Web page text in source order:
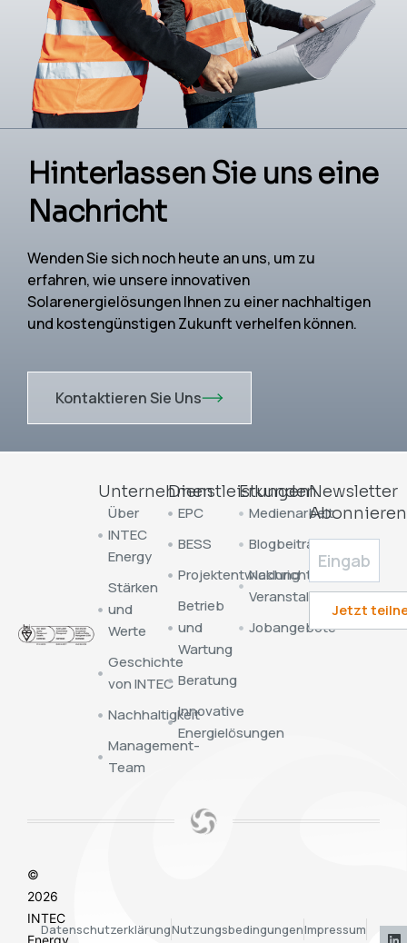
Hinterlassen Sie uns eine
Nachricht
Wenden Sie sich noch heute an uns, um zu
erfahren, wie unsere innovativen
Solarenergielösungen Ihnen zu einer nachhaltigen
und kostengünstigen Zukunft verhelfen können.
Kontaktieren Sie Uns
Unternehmen
Über
INTEC
Energy
Stärken
und
Werte
Geschichte
von INTEC
Nachhaltigkeit
Management-
Team
Dienstleistungen
EPC
BESS
Projektentwicklung
Betrieb
und
Wartung
Beratung
Innovative
Energielösungen
Erkunden
Medienarbeit
Blogbeiträge
Nachrichten &
Veranstaltungen
Jobangebote
Newsletter
Abonnieren
©
2026
INTEC
Energy.
DatenschutzerklärungNutzungsbedingungenImpressum